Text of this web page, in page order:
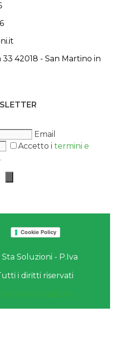
33 42018 - San Martino in
Email
Accetto i termini e
Cookie Policy
Soluzioni - P.Iva
i diritti riservati
Comunicazione